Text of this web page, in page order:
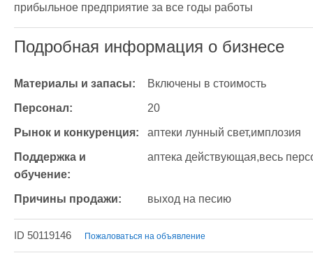
прибыльное предприятие за все годы работы
Подробная информация о бизнесе
Материалы и запасы: Включены в стоимость
Персонал: 20
Рынок и конкуренция: аптеки лунный свет,имплозия
Поддержка и
обучение:
аптека действующая,весь
Причины продажи: выход на песию
ID 50119146 Пожаловаться на объявление